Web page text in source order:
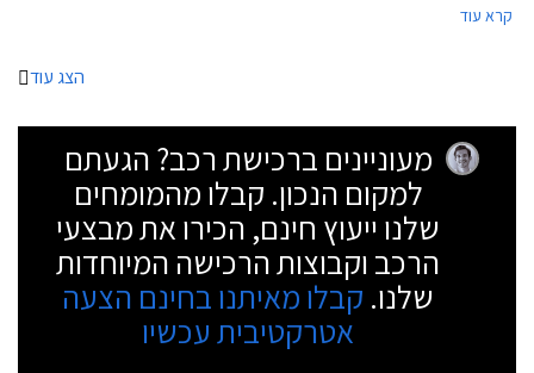
ארוכה בייחוד לאור השינוי והשדרוג שחל במעמדה של פולקסווגן פאסאט במהלך
קרא עוד
הצג עוד
מעוניינים ברכישת רכב? הגעתם
למקום הנכון. קבלו מהמומחים
שלנו ייעוץ חינם, הכירו את מבצעי
הרכב וקבוצות הרכישה המיוחדות
שלנו. קבלו מאיתנו בחינם הצעה
אטרקטיבית עכשיו